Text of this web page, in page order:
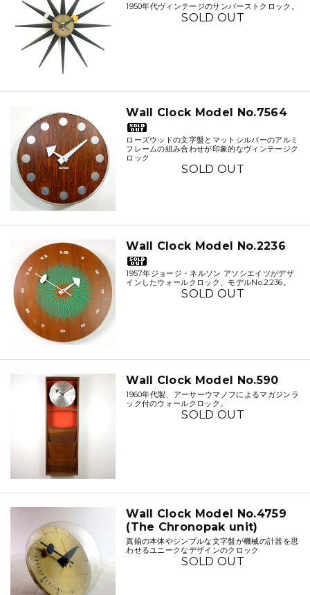
1950年代ヴィンテージのサンバーストクロック。
SOLD OUT
Wall Clock Model No.7564
ローズウッドの文字盤とマットシルバーのアルミ
フレームの組み合わせが印象的なヴィンテージク
ロック
SOLD OUT
Wall Clock Model No.2236
1957年ジョージ・ネルソン アソシエイツがデザ
インしたウォールクロック、モデルNo.2236。
SOLD OUT
Wall Clock Model No.590
1960年代製、アーサーウマノフによるマガジンラ
ック付のウォールクロック。
SOLD OUT
Wall Clock Model No.4759
(The Chronopak unit)
真鍮の本体やシンプルな文字盤が機械の計器を思
わせるユニークなデザインのクロック
SOLD OUT